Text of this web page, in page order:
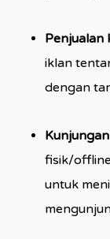
Penjualan
iklan
dengan
fisik/
untuk